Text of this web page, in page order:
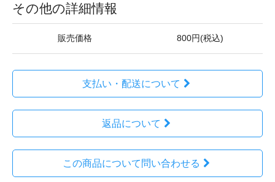
その他の詳細情報
販売価格 800円(税込)
支払い・配送について
返品について
この商品について問い合わせる